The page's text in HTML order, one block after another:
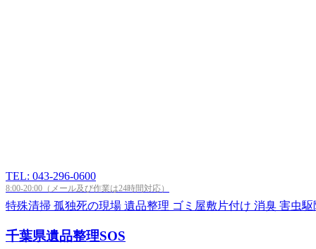
TEL: 043-296-0600
8:00-20:00（メール及び作業は24時間対応）
特殊清掃 孤独死の現場 遺品整理 ゴミ屋敷片付け 消臭 害虫駆
千葉県遺品整理SOS